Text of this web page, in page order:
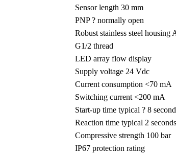
Sensor length 30 mm
PNP ? normally open
Robust stainless steel housing
G1/2 thread
LED array flow display
Supply voltage 24 Vdc
Current consumption <70 mA
Switching current <200 mA
Start-up time typical ? 8
Reaction time typical 2 seconds
Compressive strength 100 bar
IP67 protection rating